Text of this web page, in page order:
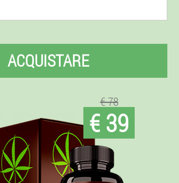
ACQUISTARE
€ 78
€ 39